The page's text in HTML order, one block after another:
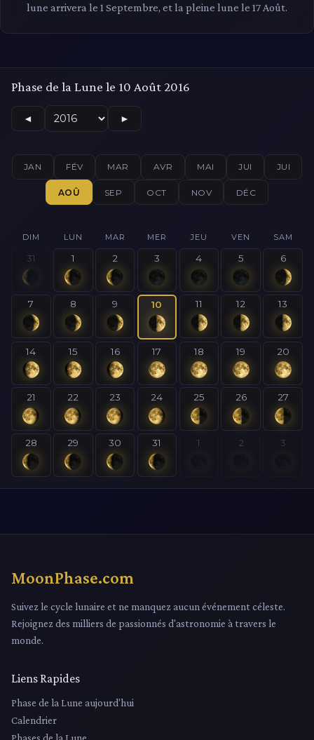
lune arrivera le 1 Septembre, et la pleine lune le 17 Août.
Phase de la Lune le 10 Août 2016
◄ ►
JAN FÉV MAR AVR MAI JUI JUI
AOÛ SEP OCT NOV DÉC
DIM LUN MAR MER JEU VEN SAM
31 1 2 3 4 5 6
7 8 9 10 11 12 13
14 15 16 17 18 19 20
21 22 23 24 25 26 27
28 29 30 31 1 2 3
MoonPhase.com
Suivez le cycle lunaire et ne manquez aucun événement céleste.
Rejoignez des milliers de passionnés d'astronomie à travers le
monde.
Liens Rapides
Phase de la Lune aujourd'hui
Calendrier
Phases de la Lune